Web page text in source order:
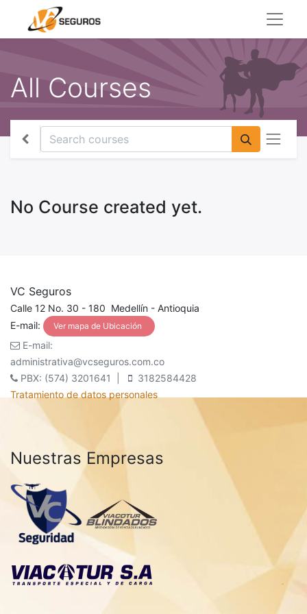
All Courses
No Course created yet.
VC Seguros
Calle 12 No. 30 - 180 Medellín - Antioquia
E-mail:
Ver mapa de Ubicación
E-mail:
administrativa@vcseguros.com.co
PBX: (574) 3201641 |
3182584428
Tratamiento de datos personales
Nuestras Empresas